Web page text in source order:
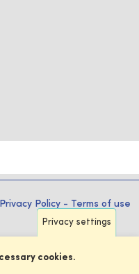
Privacy Policy - Terms of use
Privacy settings
cookies.